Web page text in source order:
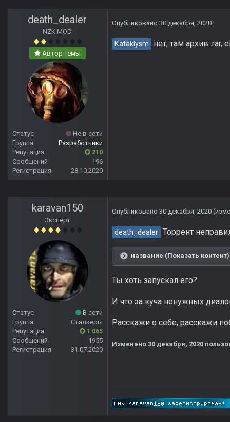
death_dealer
NZK MOD
Автор темы
Статус
Не в сети
Группа
Разработчики
Репутация
210
Сообщений
196
Регистрация
28.10.2020
Опубликовано 30 декабря, 2020
Kataklysm нет, там архив .rar,
karavan150
Эксперт
Статус
В сети
Группа
Сталкеры
Репутация
1 065
Сообщений
1955
Регистрация
31.07.2020
Опубликовано 30 декабря, 2020
death_dealer Торрент
название (Показать контент)
Ты хоть запускал его?
И что за куча ненужных
Расскажи о себе, расскажи
Изменено 30 декабря, 2020